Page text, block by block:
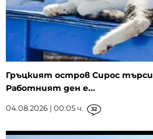
Гръцкият остров Сирос
Работният ден е...
04.08.2026 | 00:05 ч. 32